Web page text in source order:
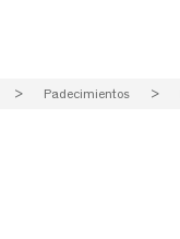
> Padecimientos >